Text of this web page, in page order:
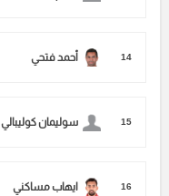
14 أحمد فتحي
15 سوليمان كوليبالي
16 ايهاب مساكني